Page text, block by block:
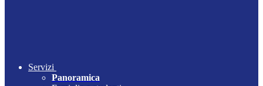
Servizi
Panoramica